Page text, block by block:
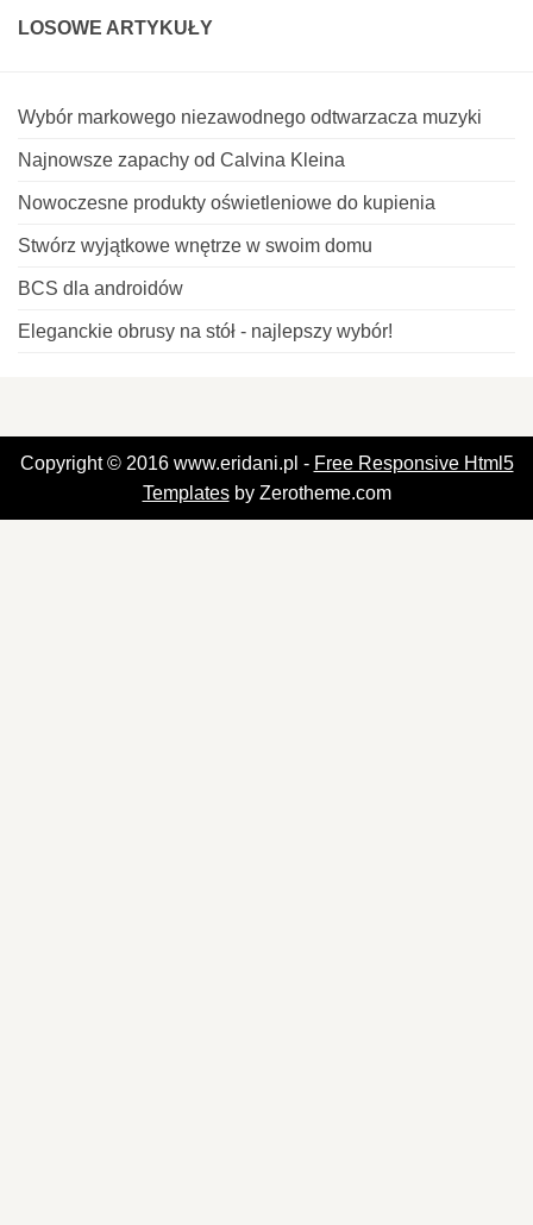
LOSOWE ARTYKUŁY
Wybór markowego niezawodnego odtwarzacza muzyki
Najnowsze zapachy od Calvina Kleina
Nowoczesne produkty oświetleniowe do kupienia
Stwórz wyjątkowe wnętrze w swoim domu
BCS dla androidów
Eleganckie obrusy na stół - najlepszy wybór!
Copyright © 2016 www.eridani.pl - Free Responsive Html5
Templatesby Zerotheme.com